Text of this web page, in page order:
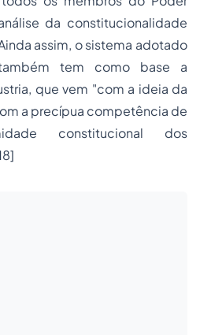
da constitucionalidade
assim, o sistema adotado
também tem como base a
que vem "com a ideia da
a precípua competência de
constitucional dos